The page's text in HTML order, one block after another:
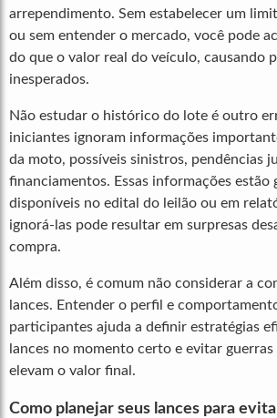
arrependimento. Sem estabelecer um
ou sem entender o mercado, você pode
do que o valor real do veículo, causando
inesperados.
Não estudar o histórico do lote é outro
iniciantes ignoram informações
da moto, possíveis sinistros, pendências
financiamentos. Essas informações estão
disponíveis no edital do leilão ou em
ignorá-las pode resultar em surpresas
compra.
Além disso, é comum não considerar a
lances. Entender o perfil e
participantes ajuda a definir estratégias
lances no momento certo e evitar
elevam o valor final.
Como planejar seus lances para